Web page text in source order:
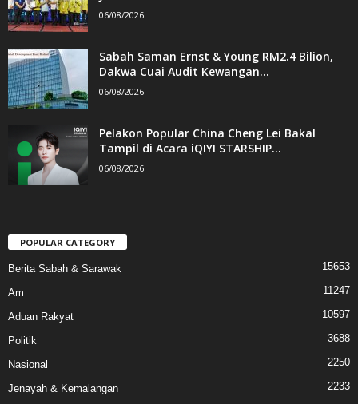
06/08/2026
Sabah Saman Ernst & Young RM2.4 Bilion,
Dakwa Cuai Audit Kewangan...
06/08/2026
Pelakon Popular China Cheng Lei Bakal
Tampil di Acara iQIYI STARSHIP...
06/08/2026
POPULAR CATEGORY
Berita Sabah & Sarawak 15653
Am 11247
Aduan Rakyat 10597
Politik 3688
Nasional 2250
Jenayah & Kemalangan
2233